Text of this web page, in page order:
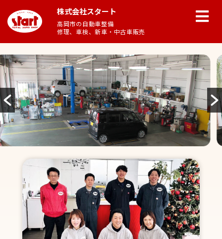
株式会社スタート
高岡市の自動車整備
修理、車検、新車・中古車販売